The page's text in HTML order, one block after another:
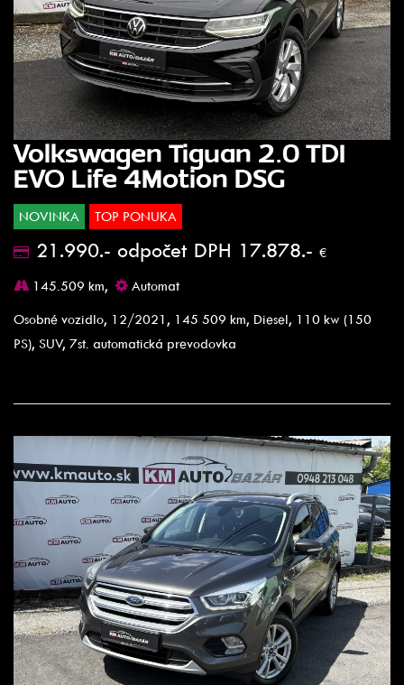
Volkswagen Tiguan 2.0 TDI
EVO Life 4Motion DSG
NOVINKA TOP PONUKA
21.990.- odpočet DPH 17.878.- €
145.509 km,
Automat
Osobné vozidlo, 12/2021, 145 509 km, Diesel, 110 kw (150
PS), SUV, 7st. automatická prevodovka